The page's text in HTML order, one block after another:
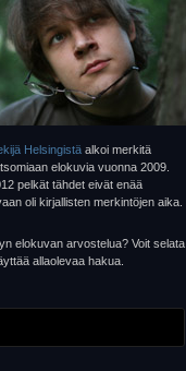
Helsingistä alkoi merkitä
elokuvia vuonna 2009.
pelkät tähdet eivät enää
oli kirjallisten merkintöjen aika.
elokuvan arvostelua? Voit selata
allaolevaa hakua.